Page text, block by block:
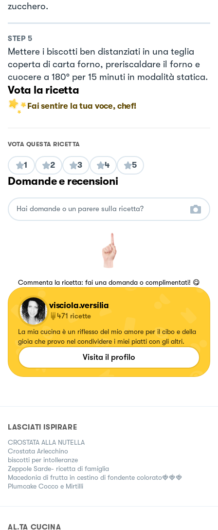
zucchero.
STEP 5
Mettere i biscotti ben distanziati in una teglia
coperta di carta forno, preriscaldare il forno e
cuocere a 180° per 15 minuti in modalità statica.
Vota la ricetta
Fai sentire la tua voce, chef!
VOTA QUESTA RICETTA
1 2 3 4 5
Domande e recensioni
Commenta la ricetta: fai una domanda o complimentati! 😋
visciola.versilia
471 ricette
La mia cucina è un riflesso del mio amore per il cibo e della
gioia che provo nel condividere i miei piatti con gli altri.
Visita il profilo
LASCIATI ISPIRARE
CROSTATA ALLA NUTELLA
Crostata Arlecchino
biscotti per intolleranze
Zeppole Sarde- ricetta di famiglia
Macedonia di frutta in cestino di fondente colorato🍓🍓🍓
Plumcake Cocco e Mirtilli
AL.TA CUCINA